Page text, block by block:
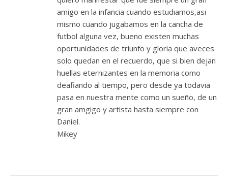
amigo en la infancia cuando estudiamos,asi
mismo cuando jugabamos en la cancha de
futbol alguna vez, bueno existen muchas
oportunidades de triunfo y gloria que aveces
solo quedan en el recuerdo, que si bien dejan
huellas eternizantes en la memoria como
deafiando al tiempo, pero desde ya todavia
pasa en nuestra mente como un sueño, de un
gran amgigo y artista hasta siempre con
Daniel.
Mikey